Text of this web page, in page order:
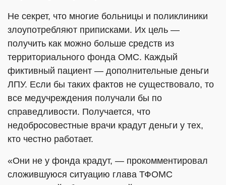
Не секрет, что многие больницы и поликлиники
злоупотребляют приписками. Их цель —
получить как можно больше средств из
территориального фонда ОМС. Каждый
фиктивный пациент — дополнительные деньги
ЛПУ. Если бы таких фактов не существовало, то
все медучреждения получали бы по
справедливости. Получается, что
недобросовестные врачи крадут деньги у тех,
кто честно работает.
«Они не у фонда крадут, — прокомментировал
сложившуюся ситуацию глава ТФОМС